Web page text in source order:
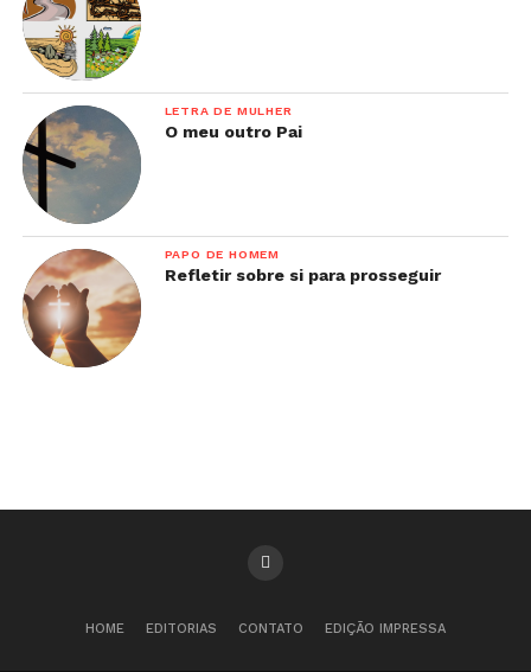
LETRA DE MULHER
O meu outro Pai
PAPO DE HOMEM
Refletir sobre si para prosseguir
HOME EDITORIAS CONTATO EDIÇÃO IMPRESSA